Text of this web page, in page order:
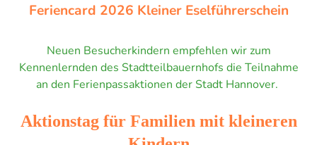
"Spielfalt" - Inklusion auf pädagogisch betreuten
Spielplätzen
Spielen und Sprechen
Kinder sind unsere Zukunft
WIR BRAUCHEN IHRE UNTERSTÜTZUNG
Feriencard 2026 Kleiner Eselführerschein
Neuen Besucherkindern empfehlen wir zum
Kennenlernden des Stadtteilbauernhofs die Teilnahme
an den Ferienpassaktionen der Stadt Hannover.
Aktionstag für Familien mit kleineren